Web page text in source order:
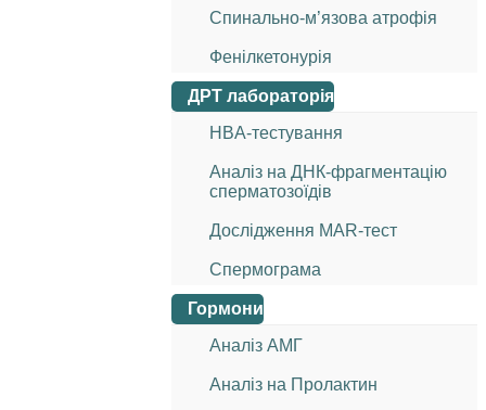
Спинально-м’язова атрофія
Фенілкетонурія
ДРТ лабораторія
HBA-тестування
Аналіз на ДНК-фрагментацію
сперматозоїдів
Дослідження МАR-тест
Спермограма
Гормони
Аналіз АМГ
Аналіз на Пролактин